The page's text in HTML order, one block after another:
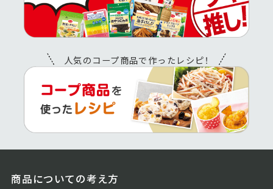
人気のコープ商品で作ったレシピ！
商品についての考え方